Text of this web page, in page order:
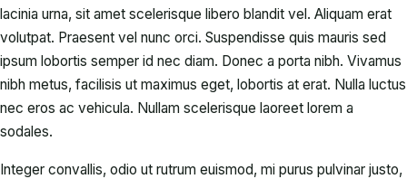
lacinia urna, sit amet scelerisque libero blandit vel. Aliquam erat
volutpat. Praesent vel nunc orci. Suspendisse quis mauris sed
ipsum lobortis semper id nec diam. Donec a porta nibh. Vivamus
nibh metus, facilisis ut maximus eget, lobortis at erat. Nulla luctus
nec eros ac vehicula. Nullam scelerisque laoreet lorem a
sodales.
Integer convallis, odio ut rutrum euismod, mi purus pulvinar justo,